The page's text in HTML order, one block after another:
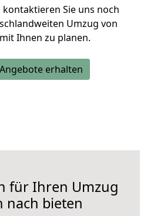
kontaktieren Sie uns noch
Umzug von
Ihnen zu planen.
erhalten
für Ihren Umzug
nach bieten